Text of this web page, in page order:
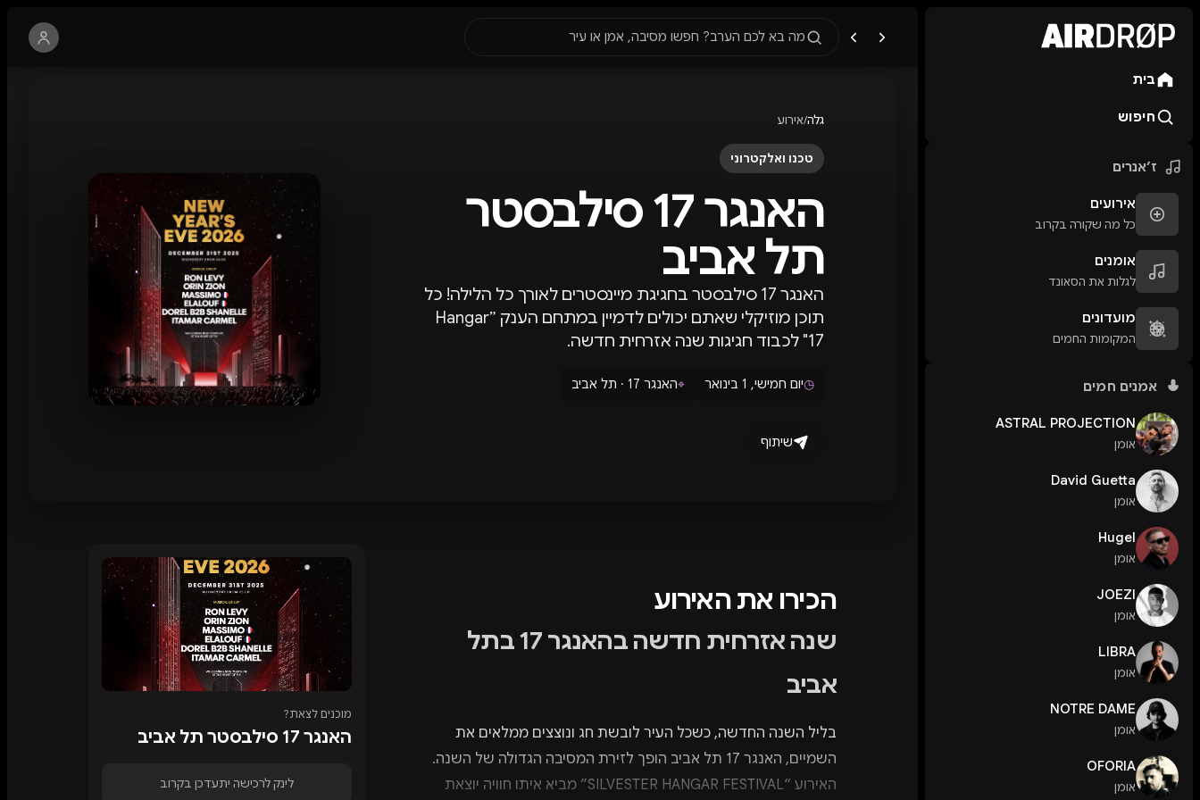
בית
חיפוש
ז׳אנרים
אירועים
כל מה שקורה בקרוב
אומנים
לגלות את הסאונד
מועדונים
המקומות החמים
אמנים חמים
ASTRAL PROJECTION
אומן
David Guetta
אומן
Hugel
אומן
JOEZI
אומן
LIBRA
אומן
NOTRE DAME
אומן
OFORIA
אומן
מה בא לכם הערב? חפשו מסיבה, אמן או עיר
גלה/אירוע
טכנו ואלקטרוני
האנגר 17 סילבסטר
תל אביב
האנגר 17 סילבסטר בחגיגת מיינסטרים לאורך כל הלילה! כל
תוכן מוזיקלי שאתם יכולים לדמיין במתחם הענק ״Hangar
17" לכבוד חגיגות שנה אזרחית חדשה.
◷יום חמישי, 1 בינואר ⌖האנגר 17 · תל אביב
שיתוף
הכירו את האירוע
שנה אזרחית חדשה בהאנגר 17 בתל
אביב
בליל השנה החדשה, כשכל העיר לובשת חג ונוצצים ממלאים את
השמיים, האנגר 17 תל אביב הופך לזירת המסיבה הגדולה של השנה.
האירוע “SILVESTER HANGAR FESTIVAL” מביא איתו חוויה יוצאת
מוכנים לצאת?
האנגר 17 סילבסטר תל אביב
לינק לרכישה יתעדכן בקרוב
🎶מועדונים